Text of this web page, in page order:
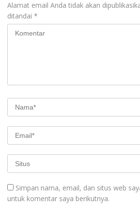
Alamat email Anda tidak akan
ditandai *
Simpan nama, email, dan situs web
untuk komentar saya berikutnya.